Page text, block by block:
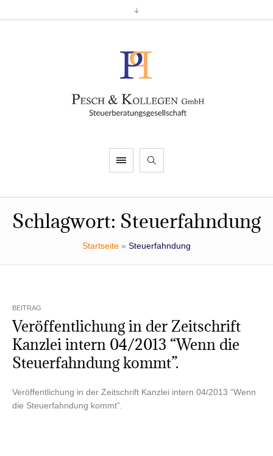
Schlagwort: Steuerfahndung
Startseite » Steuerfahndung
BEITRAG
Ver­öf­fent­li­chung in der Zeit­schrift
Kanz­lei intern 04/2013 “Wenn die
Steu­er­fahn­dung kommt”.
Ver­öf­fent­li­chung in der Zeit­schrift Kanz­lei intern 04/2013 “Wenn
die Steu­er­fahn­dung kommt”.